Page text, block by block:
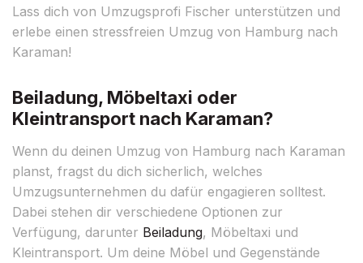
Lass dich von Umzugsprofi Fischer unterstützen und
erlebe einen stressfreien Umzug von Hamburg nach
Karaman!
Beiladung, Möbeltaxi oder
Kleintransport nach Karaman?
Wenn du deinen Umzug von Hamburg nach Karaman
planst, fragst du dich sicherlich, welches
Umzugsunternehmen du dafür engagieren solltest.
Dabei stehen dir verschiedene Optionen zur
Verfügung, darunter Beiladung, Möbeltaxi und
Kleintransport. Um deine Möbel und Gegenstände